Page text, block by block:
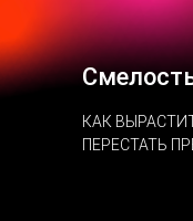
КАК
ПЕРЕСТАТЬ